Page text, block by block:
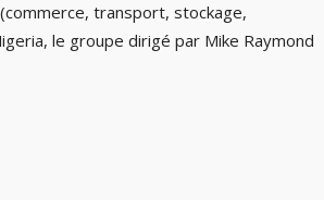
transport, stockage,
le groupe dirigé par Mike Raymond